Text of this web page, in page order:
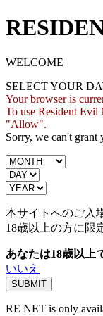
WELCOME
SELECT YOUR
Your browser is
To use Resident Evil
"Allow".
Sorry, we can't grant
本サイトへのご入
18歳以上の方に限
あなたは18歳以上
いいえ
RE NET is only